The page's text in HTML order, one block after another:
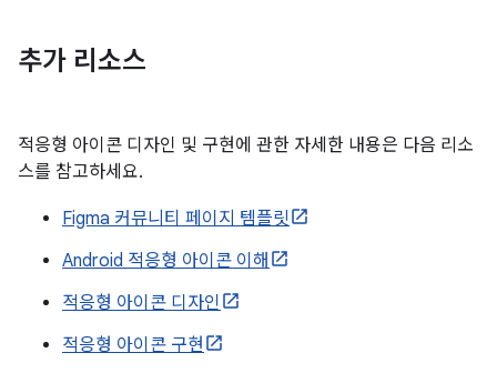
추가 리소스
적응형 아이콘 디자인 및 구현에 관한 자세한 내용은 다음 리소
스를 참고하세요.
Figma 커뮤니티 페이지 템플릿
Android 적응형 아이콘 이해
적응형 아이콘 디자인
적응형 아이콘 구현